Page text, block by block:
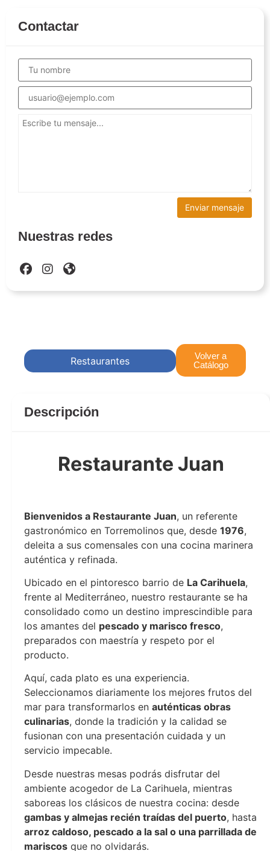
Contactar
Nuestras redes
Restaurantes
Volver a
Catálogo
Descripción
Restaurante Juan
Bienvenidos a Restaurante Juan, un referente
gastronómico en Torremolinos que, desde 1976,
deleita a sus comensales con una cocina marinera
auténtica y refinada.
Ubicado en el pintoresco barrio de La Carihuela,
frente al Mediterráneo, nuestro restaurante se ha
consolidado como un destino imprescindible para
los amantes del pescado y marisco fresco,
preparados con maestría y respeto por el
producto.
Aquí, cada plato es una experiencia.
Seleccionamos diariamente los mejores frutos del
mar para transformarlos en auténticas obras
culinarias, donde la tradición y la calidad se
fusionan con una presentación cuidada y un
servicio impecable.
Desde nuestras mesas podrás disfrutar del
ambiente acogedor de La Carihuela, mientras
saboreas los clásicos de nuestra cocina: desde
gambas y almejas recién traídas del puerto, hasta
arroz caldoso, pescado a la sal o una parrillada de
mariscos que no olvidarás.